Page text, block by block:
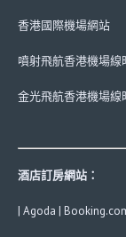
香港國際機場網站
噴射飛航香港機場線
金光飛航香港機場線
酒店訂房網站：
| Agoda |